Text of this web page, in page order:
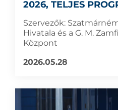
2026, TELJES
Szervezők:
Hivatala és a G. M.
Központ
2026.05.28